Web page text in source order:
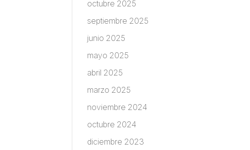
octubre 2025
septiembre 2025
junio 2025
mayo 2025
abril 2025
marzo 2025
noviembre 2024
octubre 2024
diciembre 2023